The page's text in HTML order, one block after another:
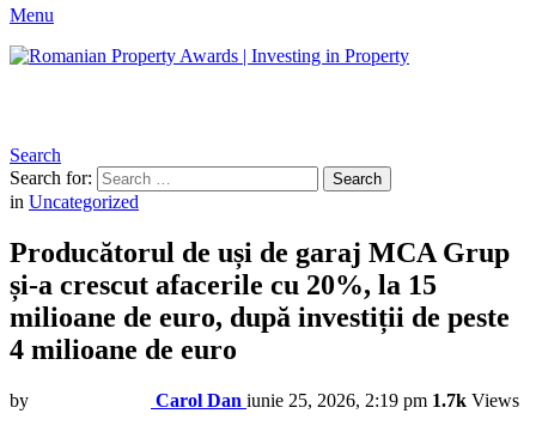
Menu
Search
Search for:
Search
in Uncategorized
Producătorul de uși de garaj MCA Grup
și-a crescut afacerile cu 20%, la 15
milioane de euro, după investiții de peste
4 milioane de euro
by Carol Dan iunie 25, 2026, 2:19 pm 1.7k Views